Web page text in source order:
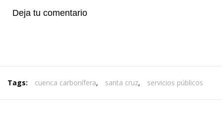
Deja tu comentario
Tags: cuenca carbonífera, santa cruz, servicios públicos